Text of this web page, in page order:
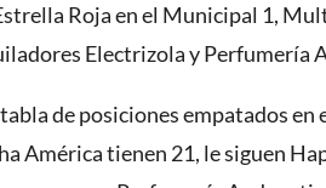
Roja en el Municipal 1,
Electrizola y
de posiciones empatados
América tienen 21, le siguen